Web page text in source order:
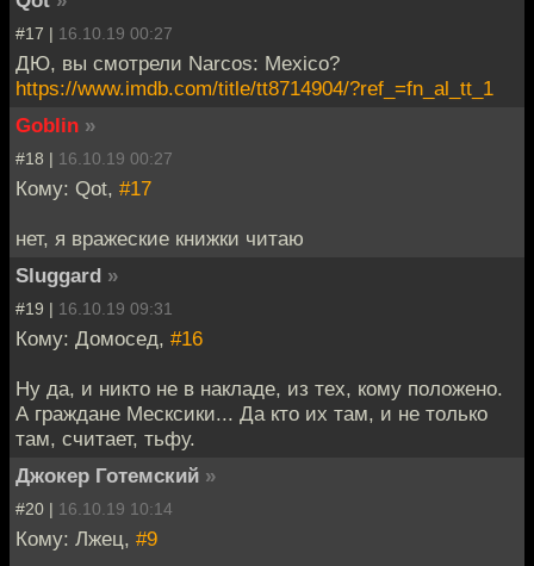
#17 | 16.10.19 00:27
ДЮ, вы смотрели Narcos: Mexico?
https://www.imdb.com/title/tt8714904/?ref_=fn_al_tt_1
Goblin »
#18 | 16.10.19 00:27
Кому: Qot, #17
нет, я вражеские книжки читаю
Sluggard »
#19 | 16.10.19 09:31
Кому: Домосед, #16
Ну да, и никто не в накладе, из тех, кому положено.
А граждане Месксики... Да кто их там, и не только
там, считает, тьфу.
Джокер Готемский »
#20 | 16.10.19 10:14
Кому: Лжец, #9